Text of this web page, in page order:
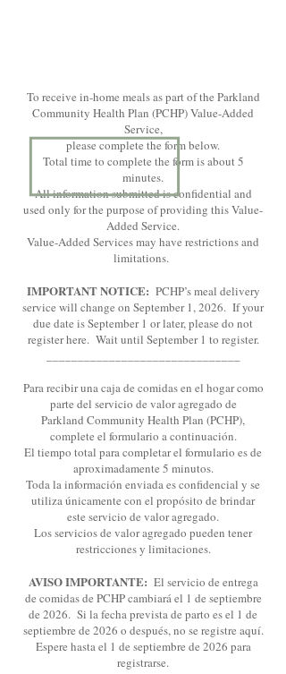
To receive in-home meals as part of the Parkland
Community Health Plan (PCHP) Value-Added
Service,
please complete the form below.
Total time to complete the form is about 5
minutes.
All information submitted is confidential and
used only for the purpose of providing this Value-
Added Service.
Value-Added Services may have restrictions and
limitations.
IMPORTANT NOTICE: PCHP’s meal delivery
service will change on September 1, 2026. If your
due date is September 1 or later, please do not
register here. Wait until September 1 to register.
Para recibir una caja de comidas en el hogar como
parte del servicio de valor agregado de
Parkland Community Health Plan (PCHP),
complete el formulario a continuación.
El tiempo total para completar el formulario es de
aproximadamente 5 minutos.
Toda la información enviada es confidencial y se
utiliza únicamente con el propósito de brindar
este servicio de valor agregado.
Los servicios de valor agregado pueden tener
restricciones y limitaciones.
AVISO IMPORTANTE: El servicio de entrega
de comidas de PCHP cambiará el 1 de septiembre
de 2026. Si la fecha prevista de parto es el 1 de
septiembre de 2026 o después, no se registre aquí.
Espere hasta el 1 de septiembre de 2026 para
registrarse.